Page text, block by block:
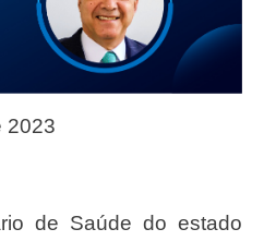
2023
de Saúde do estado